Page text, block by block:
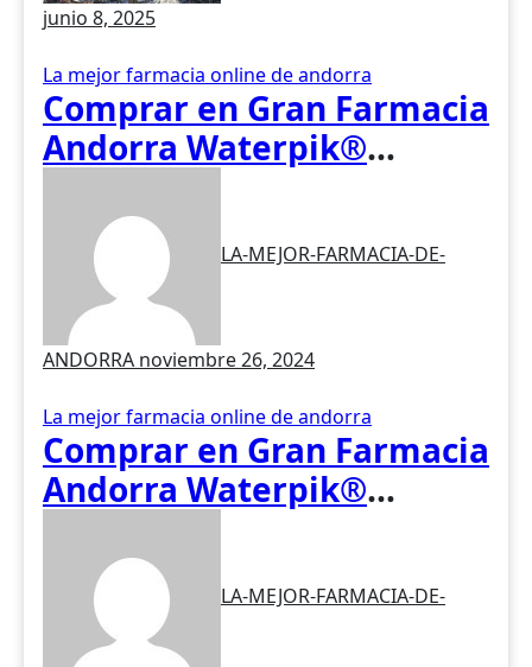
medicina tradicional
asiática
junio 8, 2025
La mejor farmacia online de andorra
Comprar en Gran Farmacia
Andorra Waterpik®
LA-MEJOR-FARMACIA-DE-
ANDORRA noviembre 26, 2024
La mejor farmacia online de andorra
Comprar en Gran Farmacia
Andorra Waterpik®
160
LA-MEJOR-FARMACIA-DE-